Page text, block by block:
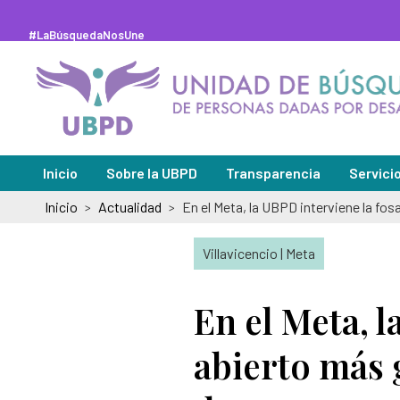
contenido#LaBúsquedaNosUne
Inicio Sobre la UBPD
Misión y visión
Directora general
Glosario de la búsqueda
Abecé de la Unidad de Búsqueda
Información de la entidad
Transparencia
Sedes
Inicio > Actualidad >
Villavicencio | Meta
En el Meta,
abierto más